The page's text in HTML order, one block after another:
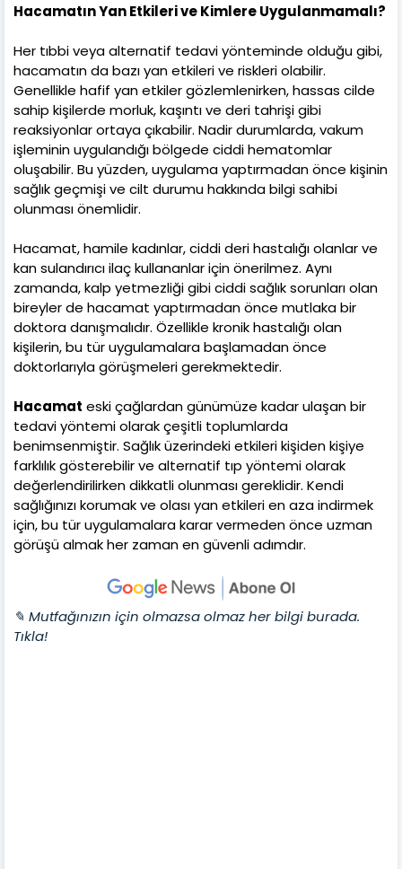
Hacamatın Yan Etkileri ve Kimlere Uygulanmamalı?
Her tıbbi veya alternatif tedavi yönteminde olduğu gibi,
hacamatın da bazı yan etkileri ve riskleri olabilir.
Genellikle hafif yan etkiler gözlemlenirken, hassas cilde
sahip kişilerde morluk, kaşıntı ve deri tahrişi gibi
reaksiyonlar ortaya çıkabilir. Nadir durumlarda, vakum
işleminin uygulandığı bölgede ciddi hematomlar
oluşabilir. Bu yüzden, uygulama yaptırmadan önce kişinin
sağlık geçmişi ve cilt durumu hakkında bilgi sahibi
olunması önemlidir.
Hacamat, hamile kadınlar, ciddi deri hastalığı olanlar ve
kan sulandırıcı ilaç kullananlar için önerilmez. Aynı
zamanda, kalp yetmezliği gibi ciddi sağlık sorunları olan
bireyler de hacamat yaptırmadan önce mutlaka bir
doktora danışmalıdır. Özellikle kronik hastalığı olan
kişilerin, bu tür uygulamalara başlamadan önce
doktorlarıyla görüşmeleri gerekmektedir.
Hacamat eski çağlardan günümüze kadar ulaşan bir
tedavi yöntemi olarak çeşitli toplumlarda
benimsenmiştir. Sağlık üzerindeki etkileri kişiden kişiye
farklılık gösterebilir ve alternatif tıp yöntemi olarak
değerlendirilirken dikkatli olunması gereklidir. Kendi
sağlığınızı korumak ve olası yan etkileri en aza indirmek
için, bu tür uygulamalara karar vermeden önce uzman
görüşü almak her zaman en güvenli adımdır.
✎ Mutfağınızın için olmazsa olmaz her bilgi burada.
Tıkla!